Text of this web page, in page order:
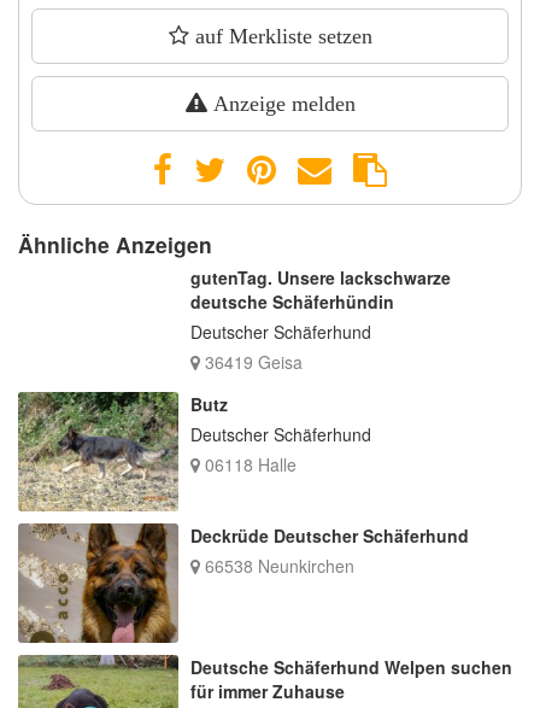
auf Merkliste setzen
Anzeige melden
Ähnliche Anzeigen
gutenTag. Unsere lackschwarze
deutsche Schäferhündin
Deutscher Schäferhund
36419 Geisa
Butz
Deutscher Schäferhund
06118 Halle
Deckrüde Deutscher Schäferhund
66538 Neunkirchen
Deutsche Schäferhund Welpen suchen
für immer Zuhause